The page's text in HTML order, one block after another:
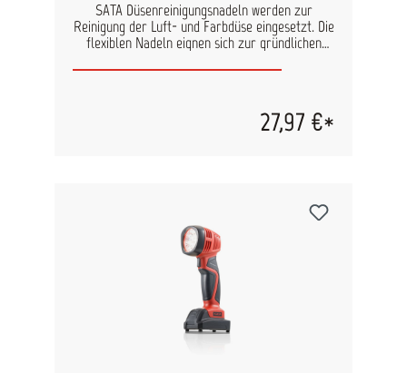
SATA Düsenreinigungsnadeln werden zur
Reinigung der Luft- und Farbdüse eingesetzt. Die
flexiblen Nadeln eignen sich zur gründlichen
zu beschädigen und damit das Spritzbild
27,97 €*